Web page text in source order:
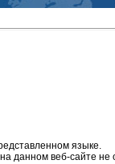
языке.
данном веб-сайте не